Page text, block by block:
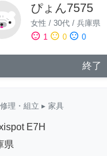
ぴょん7575
女性 / 30代 / 兵庫県
sentiment_satisfied 1 sentiment_neutral 0 sentiment_dissatisfied 0
終了
修理・組立 ▸ 家具
E7H
県